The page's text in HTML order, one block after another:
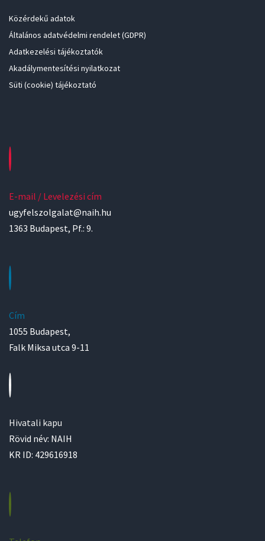
Közérdekű adatok
Általános adatvédelmi rendelet (GDPR)
Adatkezelési tájékoztatók
Akadálymentesítési nyilatkozat
Süti (cookie) tájékoztató
E-mail / Levelezési cím
ugyfelszolgalat@naih.hu
1363 Budapest, Pf.: 9.
Cím
1055 Budapest,
Falk Miksa utca 9-11
Hivatali kapu
Rövid név: NAIH
KR ID: 429616918